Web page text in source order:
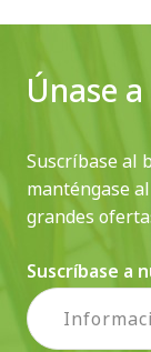
Únase
Suscríbase al
manténgase
grandes
Suscríbase a